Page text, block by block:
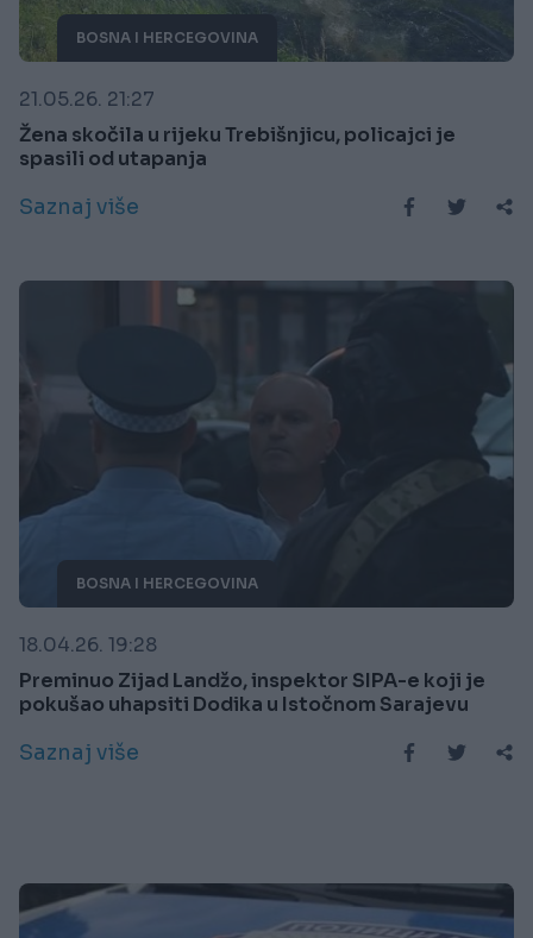
BOSNA I HERCEGOVINA
21.05.26. 21:27
Žena skočila u rijeku Trebišnjicu, policajci je
spasili od utapanja
Saznaj više
BOSNA I HERCEGOVINA
18.04.26. 19:28
Preminuo Zijad Landžo, inspektor SIPA-e koji je
pokušao uhapsiti Dodika u Istočnom Sarajevu
Saznaj više